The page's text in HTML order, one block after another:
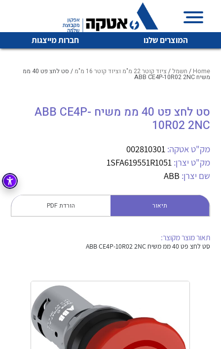
המוצרים שלנו חברות מייצגות
איכות | שרות | זמינות
אטקה בע”מ היא החברה הגדולה והמובילה בישראל בשיווק
מיתוג, בקרה , ואינסטלציה חשמלית ופעילה ב7 תחומים:
חשמל מיתוג ואינסטלציה חשמלית
קופסאות וארונות לחשמל, בקרה ואלקטרוניקה
פתרונות וציוד לסביבה נפיצה EX
לכל מוצרי היצרן לכל מוצרי היצרן
לכל מוצרי היצרן לכל מוצרי היצרן
לכל מוצרי היצרן
Home
/ חשמל / ציוד קוטר 22 מ"מ וציוד קוטר 16 מ"מ / סט לחצ פט 40 ממ
משיח ABB CE4P-10R02 2NC
סט לחצ פט 40 ממ משיח ABB CE4P-
10R02 2NC
מק"ט אטקה: 002810301
מק"ט יצרן: 1SFA619551R1051
שם יצרן: ABB
תיאור הורדת PDF
תאור מוצר מקוצר:
סט לחצ פט 40 ממ משיח ABB CE4P-10R02 2NC